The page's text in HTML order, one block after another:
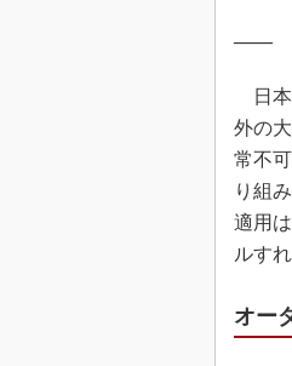
――
日本
外の
常不
り組
適用
ルす
オー